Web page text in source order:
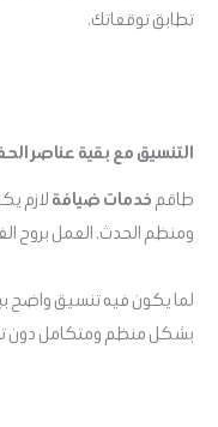
تطابق توقعاتك.
التنسيق مع بقية عناصر
طاقم خدمات ضيافة لازم
ومنظم الحدث. العمل بروح
لما يكون فيه تنسيق واضح
بشكل منظم ومتكامل دون